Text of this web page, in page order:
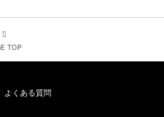
TOP
よくある質問